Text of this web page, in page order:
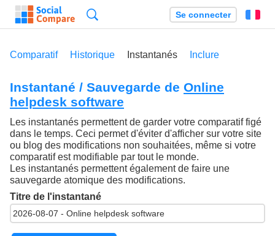
Se connecter
Comparatif Historique Instantanés Inclure
Instantané / Sauvegarde de Online
helpdesk software
Les instantanés permettent de garder votre comparatif figé
dans le temps. Ceci permet d'éviter d'afficher sur votre site
ou blog des modifications non souhaitées, même si votre
comparatif est modifiable par tout le monde.
Les instantanés permettent également de faire une
sauvegarde atomique des modifications.
Titre de l'instantané